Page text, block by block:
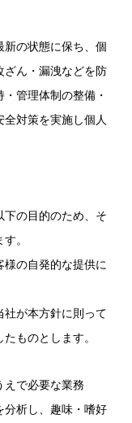
の状態に保ち、個
ざん・漏洩などを防
管理体制の整備・
対策を実施し個人
下の目的のため、そ
。
様の自発的な提供に
社が本方針に則って
ものとします。
えで必要な業務
分析し、趣味・嗜好